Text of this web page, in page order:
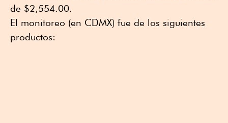
de $2,554.00.
El monitoreo (en CDMX) fue de los siguientes
productos: